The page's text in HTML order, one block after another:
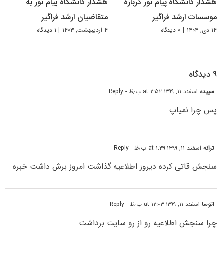
موسسات ارشد فراگیر
۱۴ دی, ۱۴۰۴ | ۰ دیدگاه
متقاضیان ارشد فراگیر
۴ اردیبهشت, ۱۴۰۳ | ۱ دیدگاه
۹ دیدگاه
سپیده اسفند ۱۱, ۱۳۹۹ at ۲:۵۲ ب٫ظ - Reply
پس چرا نمیاپ
ترانهاسفند ۱۱, ۱۳۹۹ at ۱:۳۹ ب٫ظ - Reply
سنجش قاتی کرده دیروز اطلاعیه گذاشت امروز برش داشت خبره
اتوسااسفند ۱۱, ۱۳۹۹ at ۱۲:۰۳ ب٫ظ - Reply
چرا سنجش اطلاعیه رو از رو سایت برداشت